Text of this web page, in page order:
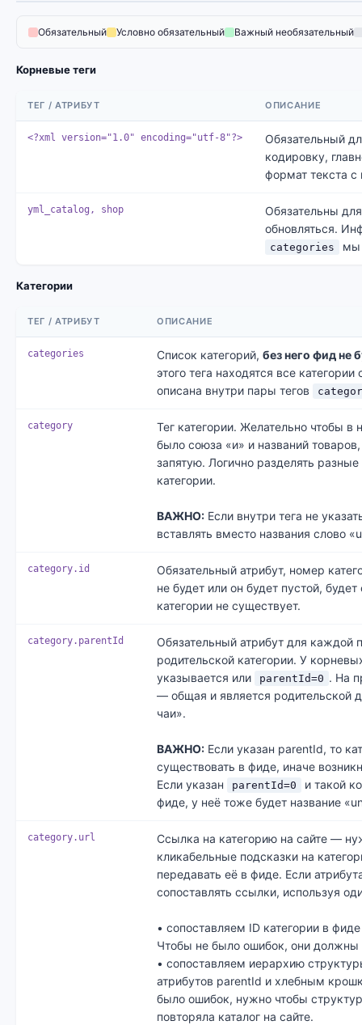
Обязательный Условно обязательный Важный необязательный
Корневые теги
ТЕГ / АТРИБУТ ОПИСАНИЕ
<?xml version="1.0" encoding="utf-8"?>
Обязательный
кодировку,
формат текста с
yml_catalog, shop
Обязательны
обновляться.
categories мы
Категории
ТЕГ / АТРИБУТ ОПИСАНИЕ
categories Список категорий, без него фид не
этого тега находятся все
описана внутри пары тегов
category
Тег категории. Желательно чтобы в
было союза «и» и названий
запятую. Логично разделять
категории.
ВАЖНО: Если внутри тега не
вставлять вместо названия слово
category.id
Обязательный атрибут, номер
не будет или он будет пустой, будет
категории не существует.
category.parentId
Обязательный атрибут для каждой
родительской категории. У
указывается или
parentId=0 . На
— общая и является родительской
чаи».
ВАЖНО: Если указан parentId, то
существовать в фиде, иначе
Если указан
parentId=0
и такой
фиде, у неё тоже будет название
category.url
Ссылка на категорию на сайте —
кликабельные подсказки на
передавать её в фиде. Если
сопоставлять ссылки, используя
• сопоставляем ID категории в
Чтобы не было ошибок, они должны
• сопоставляем иерархию
атрибутов parentId и хлебным
было ошибок, нужно чтобы
повторяла каталог на сайте.